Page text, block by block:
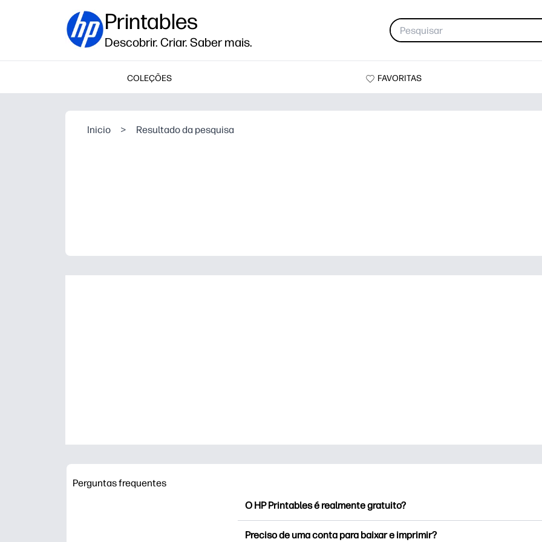
Printables
Descobrir. Criar. Saber mais.
COLEÇÕES FAVORITAS
Inicio > Resultado da pesquisa
Perguntas frequentes
O HP Printables é realmente gratuito?
Preciso de uma conta para baixar e imprimir?